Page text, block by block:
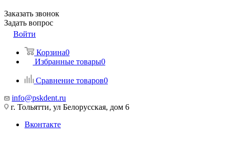
Заказать звонок
Задать вопрос
Войти
Корзина0
Избранные товары0
Сравнение товаров0
info@pskdent.ru
г. Тольятти, ул Белорусская, дом 6
Вконтакте